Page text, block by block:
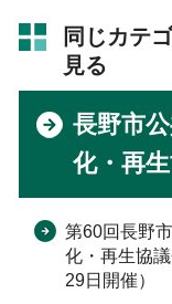
同じカテ
見る
長野市
化・再
第60回長野
化・再生協
29日開催）